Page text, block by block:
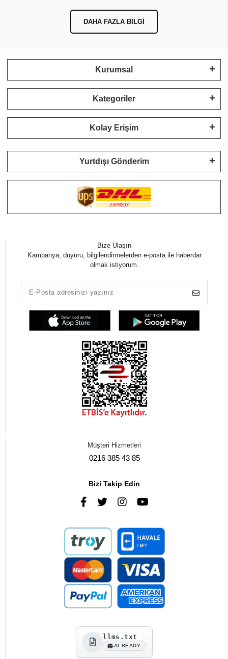
DAHA FAZLA BILGI
Kurumsal
Kategoriler
Kolay Erişim
Yurtdışı Gönderim
Bize Ulaşın
Kampanya, duyuru, bilgilendirmelerden e-posta ile haberdar
olmak istiyorum.
Müşteri Hizmetleri
0216 385 43 85
Bizi Takip Edin
llms.txt
AI READY